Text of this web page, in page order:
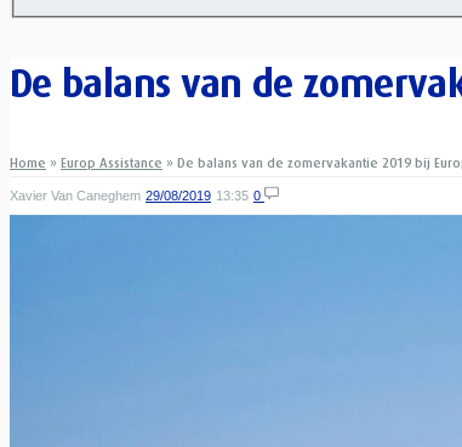
De balans van de
Home » Europ Assistance » De balans van de zomervakantie 2019 bij
Xavier Van Caneghem 29/08/2019 13:35 0